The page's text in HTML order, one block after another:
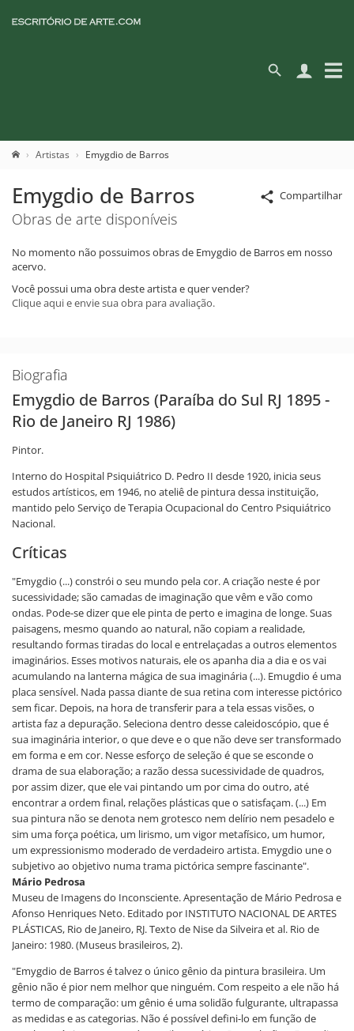
Artistas Emygdio de Barros
Compartilhar
Emygdio de Barros
Obras de arte disponíveis
No momento não possuimos obras de Emygdio de Barros em nosso
acervo.
Você possui uma obra deste artista e quer vender?
Clique aqui e envie sua obra para avaliação.
Biografia
Emygdio de Barros (Paraíba do Sul RJ 1895 -
Rio de Janeiro RJ 1986)
Pintor.
Interno do Hospital Psiquiátrico D. Pedro II desde 1920, inicia seus
estudos artísticos, em 1946, no ateliê de pintura dessa instituição,
mantido pelo Serviço de Terapia Ocupacional do Centro Psiquiátrico
Nacional.
Críticas
"Emygdio (...) constrói o seu mundo pela cor. A criação neste é por
sucessividade; são camadas de imaginação que vêm e vão como
ondas. Pode-se dizer que ele pinta de perto e imagina de longe. Suas
paisagens, mesmo quando ao natural, não copiam a realidade,
resultando formas tiradas do local e entrelaçadas a outros elementos
imaginários. Esses motivos naturais, ele os apanha dia a dia e os vai
acumulando na lanterna mágica de sua imaginária (...). Emugdio é uma
placa sensível. Nada passa diante de sua retina com interesse pictórico
sem ficar. Depois, na hora de transferir para a tela essas visões, o
artista faz a depuração. Seleciona dentro desse caleidoscópio, que é
sua imaginária interior, o que deve e o que não deve ser transformado
em forma e em cor. Nesse esforço de seleção é que se esconde o
drama de sua elaboração; a razão dessa sucessividade de quadros,
por assim dizer, que ele vai pintando um por cima do outro, até
encontrar a ordem final, relações plásticas que o satisfaçam. (...) Em
sua pintura não se denota nem grotesco nem delírio nem pesadelo e
sim uma força poética, um lirismo, um vigor metafísico, um humor,
um expressionismo moderado de verdadeiro artista. Emygdio une o
subjetivo ao objetivo numa trama pictórica sempre fascinante".
Mário Pedrosa
Museu de Imagens do Inconsciente. Apresentação de Mário Pedrosa e
Afonso Henriques Neto. Editado por INSTITUTO NACIONAL DE ARTES
PLÁSTICAS, Rio de Janeiro, RJ. Texto de Nise da Silveira et al. Rio de
Janeiro: 1980. (Museus brasileiros, 2).
"Emygdio de Barros é talvez o único gênio da pintura brasileira. Um
gênio não é pior nem melhor que ninguém. Com respeito a ele não há
termo de comparação: um gênio é uma solidão fulgurante, ultrapassa
as medidas e as categorias. Não é possível defini-lo em função de